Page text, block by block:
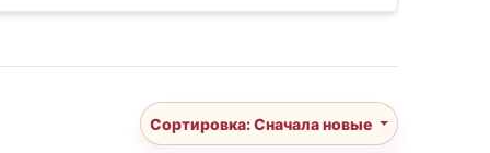
Сортировка: Сначала новые